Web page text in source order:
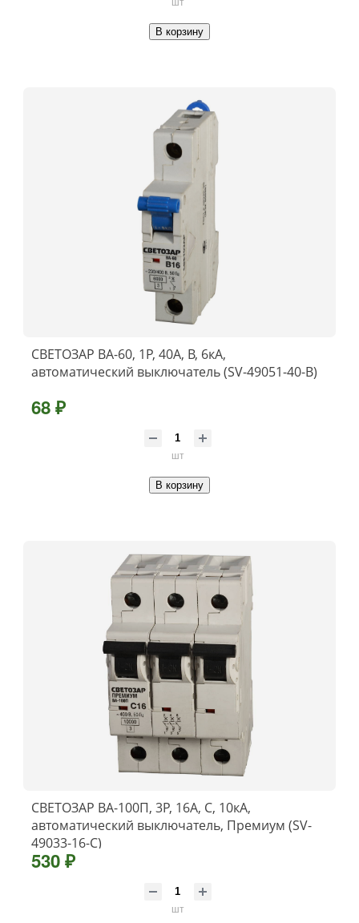
В корзину
СВЕТОЗАР ВА-60, 1P, 40А, B, 6кА,
автоматический выключатель (SV-49051-40-B)
68 ₽
шт
В корзину
СВЕТОЗАР ВА-100П, 3P, 16А, C, 10кА,
автоматический выключатель, Премиум (SV-
49033-16-C)
530 ₽
шт